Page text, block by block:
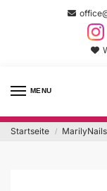
MENU
Startseite / MarilyNails